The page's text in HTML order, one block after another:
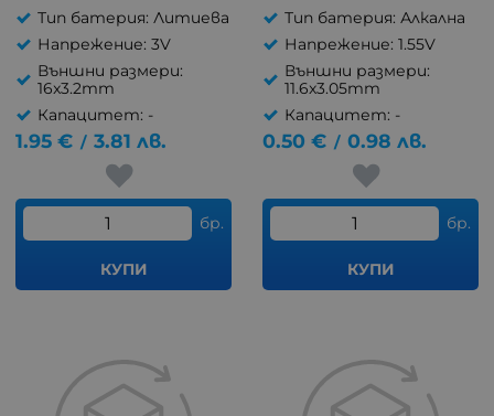
Тип батерия: Литиева
Напрежение: 3V
Външни размери:
16x3.2mm
Капацитет: -
1.95 € / 3.81 лв.
бр.
КУПИ
Тип батерия: Алкална
Напрежение: 1.55V
Външни размери:
11.6x3.05mm
Капацитет: -
0.50 € / 0.98 лв.
бр.
КУПИ